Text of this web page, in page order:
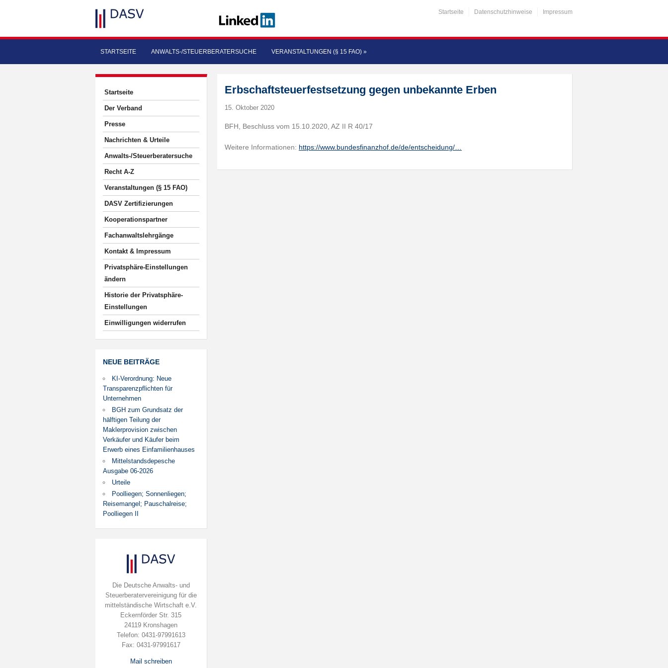
Startseite Datenschutzhinweise Impressum
STARTSEITE ANWALTS-/STEUERBERATERSUCHE VERANSTALTUNGEN (§ 15 FAO) »
Startseite
Der Verband
Presse
Nachrichten & Urteile
Anwalts-/Steuerberatersuche
Recht A-Z
Veranstaltungen (§ 15 FAO)
DASV Zertifizierungen
Kooperationspartner
Fachanwaltslehrgänge
Kontakt & Impressum
Privatsphäre-Einstellungen
ändern
Historie der Privatsphäre-
Einstellungen
Einwilligungen widerrufen
NEUE BEITRÄGE
KI-Verordnung: Neue
Transparenzpflichten für
Unternehmen
BGH zum Grundsatz der
hälftigen Teilung der
Maklerprovision zwischen
Verkäufer und Käufer beim
Erwerb eines Einfamilienhauses
Mittelstandsdepesche
Ausgabe 06-2026
Urteile
Poolliegen; Sonnenliegen;
Reisemangel; Pauschalreise;
Poolliegen II
Die Deutsche Anwalts- und
Steuerberatervereinigung für die
mittelständische Wirtschaft e.V.
Eckernförder Str. 315
24119 Kronshagen
Telefon: 0431-97991613
Fax: 0431-97991617
Mail schreiben
Erbschaftsteuerfestsetzung gegen unbekannte Erben
15. Oktober 2020
BFH, Beschluss vom 15.10.2020, AZ II R 40/17
Weitere Informationen: https://www.bundesfinanzhof.de/de/entscheidung/…